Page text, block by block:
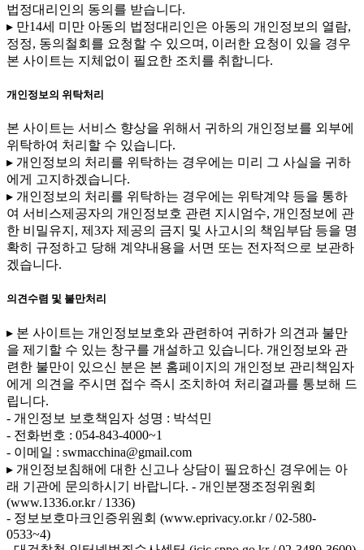
법정대리인의 동의를 받습니다.
▸ 만14세 미만 아동의 법정대리인은 아동의 개인정보의 열람,
정정, 동의철회를 요청할 수 있으며, 이러한 요청이 있을 경우
본 사이트는 지체없이 필요한 조치를 취합니다.
개인정보의 위탁처리
본 사이트는 서비스 향상을 위해서 귀하의 개인정보를 외부에
위탁하여 처리할 수 있습니다.
▸ 개인정보의 처리를 위탁하는 경우에는 미리 그 사실을 귀하
에게 고지하겠습니다.
▸ 개인정보의 처리를 위탁하는 경우에는 위탁계약 등을 통하
여 서비스제공자의 개인정보호 관련 지시엄수, 개인정보에 관
한 비밀유지, 제3자 제공의 금지 및 사고시의 책임부담 등을 명
확히 규정하고 당해 계약내용을 서면 또는 전자적으로 보관하
겠습니다.
의견수렴 및 불만처리
▸ 본 사이트는 개인정보보호와 관련하여 귀하가 의견과 불만
을 제기할 수 있는 창구를 개설하고 있습니다. 개인정보와 관
련한 불만이 있으신 분은 본 홈페이지의 개인정보 관리책임자
에게 의견을 주시면 접수 즉시 조치하여 처리결과를 통보해 드
립니다.
- 개인정보 보호책임자 성명 : 박석민
- 전화번호 : 054-843-4000~1
- 이메일 : swmacchina@gmail.com
▸ 개인정보침해에 대한 신고나 상담이 필요하신 경우에는 아
래 기관에 문의하시기 바랍니다. - 개인분쟁조정위원회
(www.1336.or.kr / 1336)
- 정보보호마크인증위원회 (www.eprivacy.or.kr / 02-580-
0533~4)